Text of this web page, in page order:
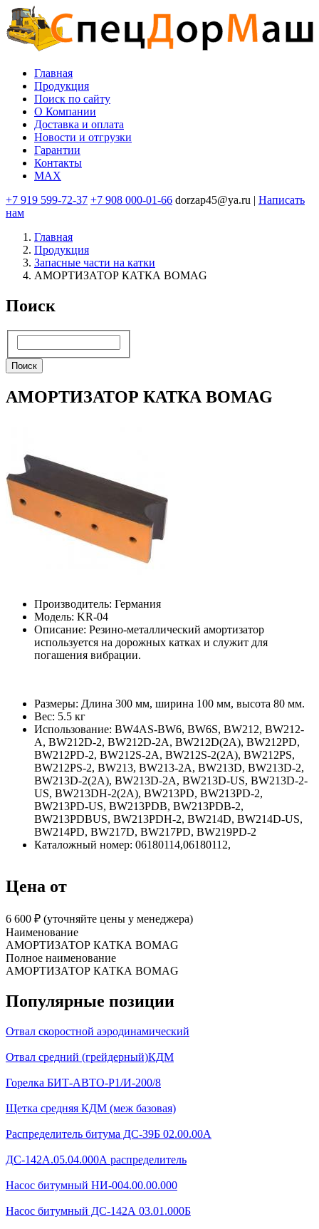
Перейти
к
основному
содержанию
Основная
навигация
Главная
Продукция
Поиск по сайту
O Компании
Доставка и оплата
Новости и отгрузки
Гарантии
Контакты
MAX
+7 919 599-72-37 +7 908 000-01-66 dorzap45@ya.ru | Написать
нам
Главная
Продукция
Запасные части на катки
АМОРТИЗАТОР КАТКА BOMAG
Поиск
Поиск
АМОРТИЗАТОР КАТКА BOMAG
Производитель: Германия
Модель: KR-04
Описание: Резино-металлический амортизатор
используется на дорожных катках и служит для
погашения вибрации.
Размеры: Длина 300 мм, ширина 100 мм, высота 80 мм.
Вес: 5.5 кг
Использование: BW4AS-BW6, BW6S, BW212, BW212-
A, BW212D-2, BW212D-2A, BW212D(2A), BW212PD,
BW212PD-2, BW212S-2A, BW212S-2(2A), BW212PS,
BW212PS-2, BW213, BW213-2A, BW213D, BW213D-2,
BW213D-2(2A), BW213D-2A, BW213D-US, BW213D-2-
US, BW213DH-2(2A), BW213PD, BW213PD-2,
BW213PD-US, BW213PDB, BW213PDB-2,
BW213PDBUS, BW213PDH-2, BW214D, BW214D-US,
BW214PD, BW217D, BW217PD, BW219PD-2
Каталожный номер: 06180114,06180112,
Цена от
6 600 ₽︁ (уточняйте цены у менеджера)
Наименование
АМОРТИЗАТОР КАТКА BOMAG
Полное наименование
АМОРТИЗАТОР КАТКА BOMAG
Популярные позиции
Отвал скоростной аэродинамический
Отвал средний (грейдерный)КДМ
Горелка БИТ-АВТО-Р1/И-200/8
Щетка средняя КДМ (меж базовая)
Распределитель битума ДС-39Б 02.00.00А
ДС-142А.05.04.000А распределитель
Насос битумный НИ-004.00.00.000
Насос битумный ДС-142А 03.01.000Б